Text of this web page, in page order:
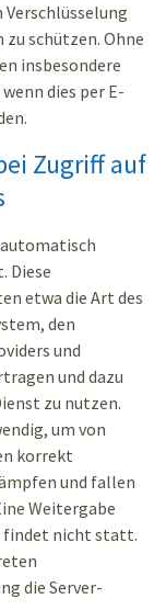
zu schützen. Ohne
insbesondere
dies per E-
Zugriff auf
Diese
etwa die Art des
den
und
und dazu
zu nutzen.
um von
korrekt
und fallen
Weitergabe
findet nicht statt.
die Server-